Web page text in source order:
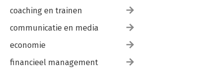
coaching en trainen
communicatie en media
economie
financieel management